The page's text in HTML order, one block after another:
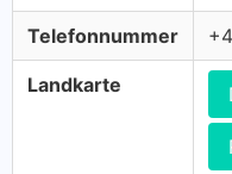
Telefonnummer
Landkarte